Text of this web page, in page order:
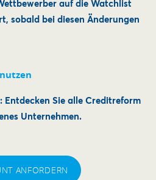
auf die Watchlist
sobald bei diesen Änderungen
Entdecken Sie alle Creditreform
Unternehmen.
ANFORDERN